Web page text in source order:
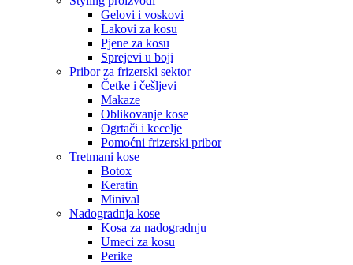
Gelovi i voskovi
Lakovi za kosu
Pjene za kosu
Sprejevi u boji
Pribor za frizerski sektor
Četke i češljevi
Makaze
Oblikovanje kose
Ogrtači i kecelje
Pomoćni frizerski pribor
Tretmani kose
Botox
Keratin
Minival
Nadogradnja kose
Kosa za nadogradnju
Umeci za kosu
Perike